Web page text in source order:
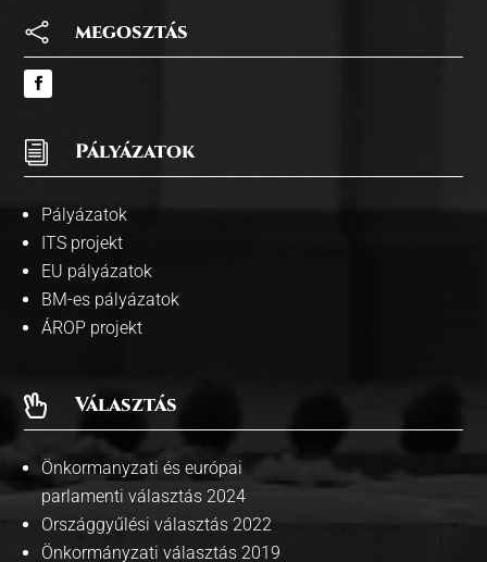
 megosztás
i Pályázatok
Pályázatok
ITS projekt
EU pályázatok
BM-es pályázatok
ÁROP projekt
 Választás
Önkormanyzati és európai
parlamenti választás 2024
Országgyűlési választás 2022
Önkormányzati választás 2019